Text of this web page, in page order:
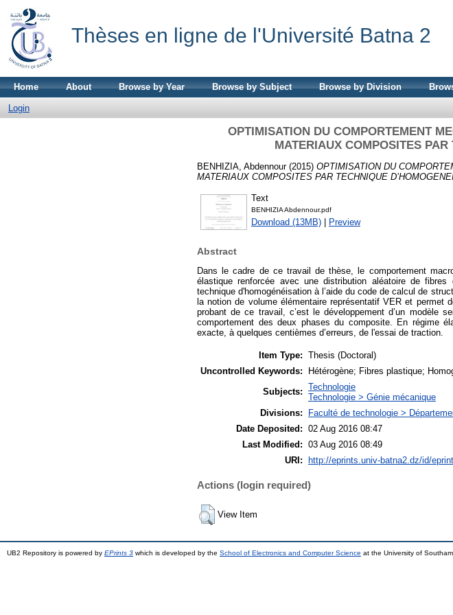
Thèses en ligne de l'Université Batna 2
Home About Browse by Year Browse by Subject Browse by Division
Login
OPTIMISATION DU COMPORTEMENT
MATERIAUX COMPOSITES PAR
BENHIZIA, Abdennour(2015) OPTIMISATION DU
MATERIAUX COMPOSITES PAR TECHNIQUE
Text
BENHIZIA Abdennour.pdf
Download (13MB) | Preview
Abstract
Dans le cadre de ce travail de thèse, le comportement
élastique renforcée avec une distribution aléatoire de
technique d'homogénéisation à l’aide du code de calcul de
la notion de volume élémentaire représentatif VER et
probant de ce travail, c’est le développement d’un modèle
comportement des deux phases du composite. En régime
exacte, à quelques centièmes d’erreurs, de l'essai de traction.
Item Type: Thesis (Doctoral)
Uncontrolled Keywords:
Hétérogène; Fibres plastique;
Subjects: Technologie
Technologie > Génie mécanique
Divisions:
Faculté de technologie >
Date Deposited: 02 Aug 2016 08:47
Last Modified: 03 Aug 2016 08:49
URI:
http://eprints.univ-batna2.dz/id/
Actions (login required)
View Item
UB2 Repository is powered by EPrints 3 which is developed by the School of Electronics and Computer Science at the University of